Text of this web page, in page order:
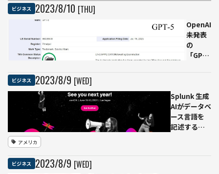
ビジネス 2023/8/10 [THU]
OpenAI
未発表
の
「GPT-
を出願
「人工
的に音
声を生
ビジネス 2023/8/9 [WED]
Splunk 生成
AIがデータベ
ース言語を
記述する
アメリカ
ビジネス 2023/8/9 [WED]